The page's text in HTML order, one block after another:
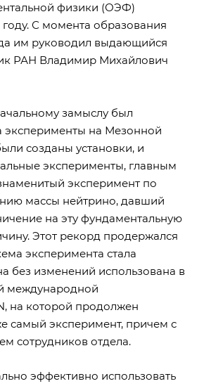
физики (ОЭФ)
году. С момента образования
им руководил выдающийся
РАН Владимир Михайлович
замыслу был
эксперименты на Мезонной
созданы установки, и
эксперименты, главным
эксперимент по
массы нейтрино, давший
на эту фундаментальную
Этот рекорд продержался
эксперимента стала
без изменений использована в
международной
на которой продолжен
самый эксперимент, причем с
сотрудников отдела.
эффективно использовать